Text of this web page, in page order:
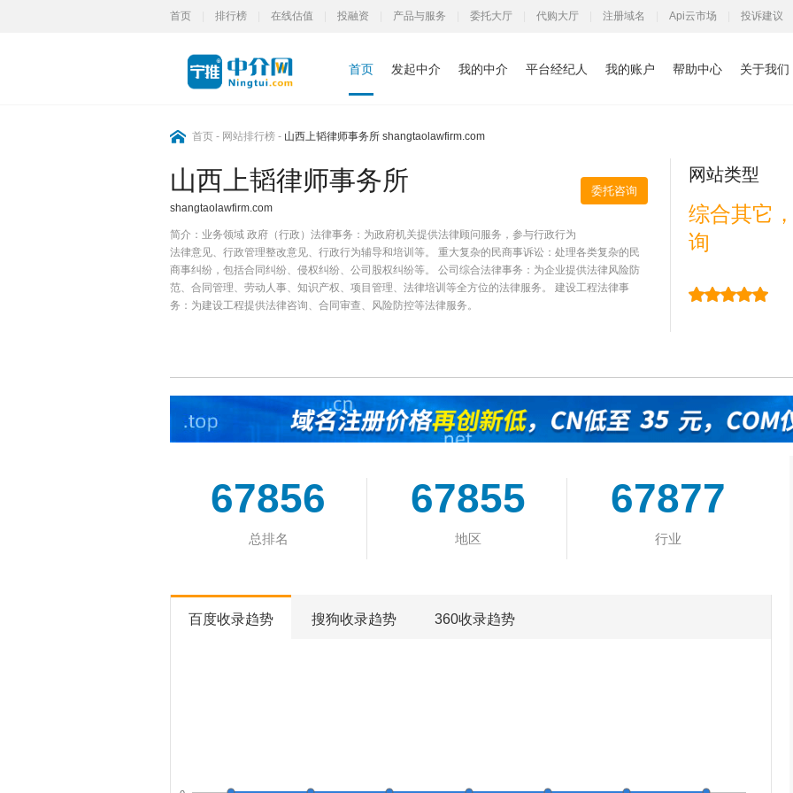
首页 排行榜 在线估值 投融资 产品与服务 委托大厅 代购大厅 注册域名 Api云市场 投诉建议
首页 发起中介 我的中介 平台经纪人 我的账户 帮助中心 关于我们
首页 - 网站排行榜 - 山西上韬律师事务所 shangtaolawfirm.com
山西上韬律师事务所 委托咨询
shangtaolawfirm.com
简介： 业务领域 政府（行政）法律事务：为政府机关提供法律顾问服务，参与行政行为
法律意见、行政管理整改意见、行政行为辅导和培训等。 重大复杂的民商事诉讼：处理各类复杂的民
商事纠纷，包括合同纠纷、侵权纠纷、公司股权纠纷等。 公司综合法律事务：为企业提供法律风险防
范、合同管理、劳动人事、知识产权、项目管理、法律培训等全方位的法律服务。 建设工程法律事
务：为建设工程提供法律咨询、合同审查、风险防控等法律服务。
网站类型
综合其它
询
67856
总排名
67855
地区
67877
行业
百度收录趋势 搜狗收录趋势 360收录趋势